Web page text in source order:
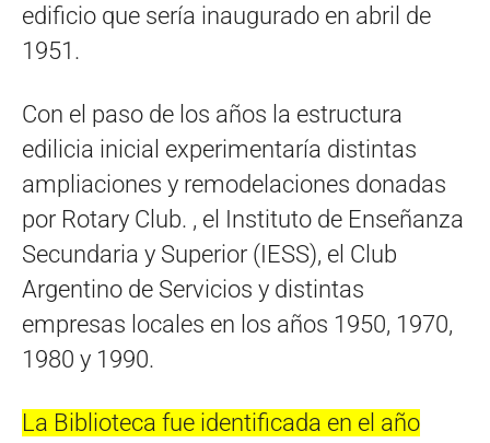
edificio que sería inaugurado en abril de
1951.
Con el paso de los años la estructura
edilicia inicial experimentaría distintas
ampliaciones y remodelaciones donadas
por Rotary Club. , el Instituto de Enseñanza
Secundaria y Superior (IESS), el Club
Argentino de Servicios y distintas
empresas locales en los años 1950, 1970,
1980 y 1990.
La Biblioteca fue identificada en el año